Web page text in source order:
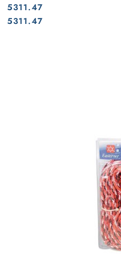
Cena:
5311.47
Cena:
5311.47